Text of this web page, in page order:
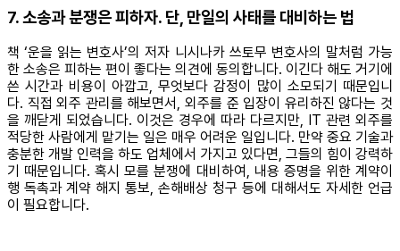
7. 소송과 분쟁은 피하자. 단, 만일의 사태를 대비하는 법
책 ‘운을 읽는 변호사’의 저자 니시나카 쓰토무 변호사의 말처럼 가능
한 소송은 피하는 편이 좋다는 의견에 동의합니다. 이긴다 해도 거기에
쓴 시간과 비용이 아깝고, 무엇보다 감정이 많이 소모되기 때문입니
다. 직접 외주 관리를 해보면서, 외주를 준 입장이 유리하진 않다는 것
을 깨닫게 되었습니다. 이것은 경우에 따라 다르지만, IT 관련 외주를
적당한 사람에게 맡기는 일은 매우 어려운 일입니다. 만약 중요 기술과
충분한 개발 인력을 하도 업체에서 가지고 있다면, 그들의 힘이 강력하
기 때문입니다. 혹시 모를 분쟁에 대비하여, 내용 증명을 위한 계약이
행 독촉과 계약 해지 통보, 손해배상 청구 등에 대해서도 자세한 언급
이 필요합니다.